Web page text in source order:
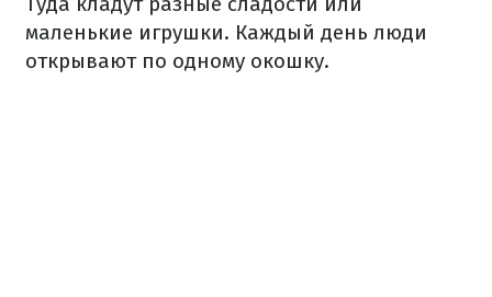
маленькие игрушки. Каждый день люди
открывают по одному окошку.